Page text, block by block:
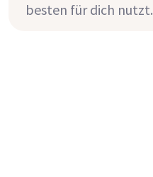
besten für dich nutzt.